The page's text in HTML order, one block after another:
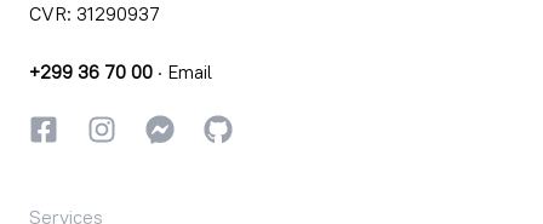
CVR: 31290937
+299 36 70 00 · Email
FacebookkiInstagrammiInstagrammi
GitHub
Services